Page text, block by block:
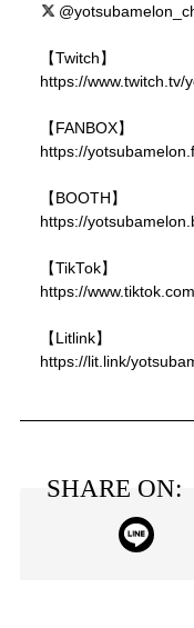
【Twitch】
https://www.twitch.tv/
【FANBOX】
https://
【BOOTH】
https://
【TikTok】
https://
【Litlink】
https://lit.link/
SHARE ON: